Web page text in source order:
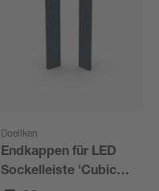
Doellken
Endkappen für LED
Sockelleiste 'Cubica